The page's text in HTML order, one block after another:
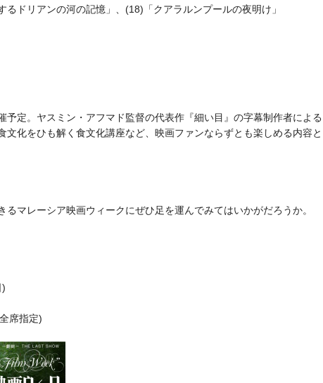
ドリアンの河の記憶」、(18)「クアラルンプールの夜明け」
予定。ヤスミン・アフマド監督の代表作『細い目』の字幕制作者による
文化をひも解く食文化講座など、映画ファンならずとも楽しめる内容と
マレーシア映画ウィークにぜひ足を運んでみてはいかがだろうか。
)
席指定)